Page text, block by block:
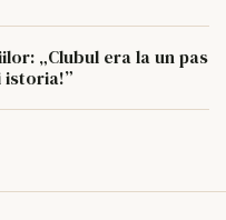
„Clubul era la un pas
istoria!”